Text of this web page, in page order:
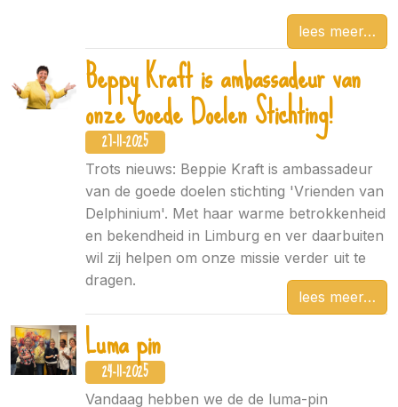
lees meer
Beppy Kraft is ambassadeur van
onze Goede Doelen Stichting!
27-11-2025
Trots nieuws: Beppie Kraft is ambassadeur
van de goede doelen stichting 'Vrienden van
Delphinium'. Met haar warme betrokkenheid
en bekendheid in Limburg en ver daarbuiten
wil zij helpen om onze missie verder uit te
dragen.
lees meer
Luma pin
24-11-2025
Vandaag hebben we de de luma-pin